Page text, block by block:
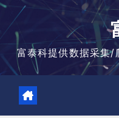
跳
富泰科提供数据采集/